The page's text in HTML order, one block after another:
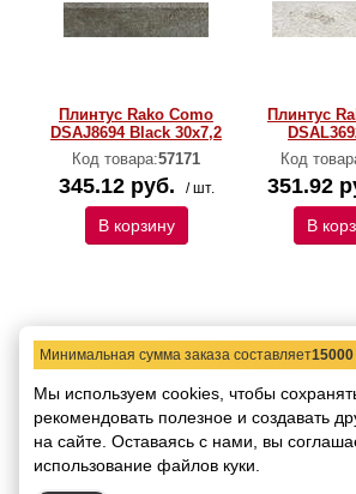
Плинтус Rako Como
DSAJ8694 Black 30x7,2
Код товара:57171
345.12 руб. / шт.
В корзину
Плинтус
Код
351.92
В
Плинтус Rako Como
DSAL3693 33x8
Плинтус
Минимальная сумма заказа составляет15000
Мы используем cookies, чтобы
рекомендовать полезное и создавать
на сайте. Оставаясь с нами, вы
использование файлов куки.